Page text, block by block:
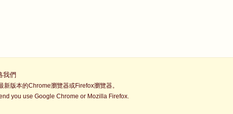
我們
版本的Chrome瀏覽器或Firefox瀏覽器。
you use Google Chrome or Mozilla Firefox.